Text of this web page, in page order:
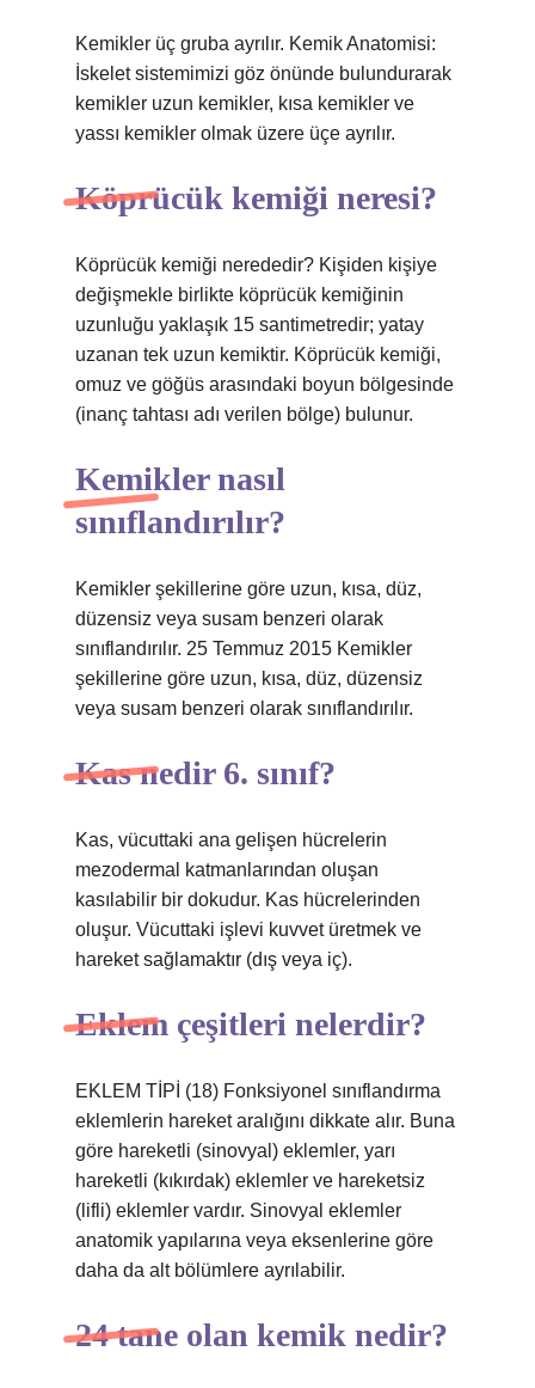
Kemikler üç gruba ayrılır. Kemik Anatomisi:
İskelet sistemimizi göz önünde bulundurarak
kemikler uzun kemikler, kısa kemikler ve
yassı kemikler olmak üzere üçe ayrılır.
Köprücük kemiği neresi?
Köprücük kemiği nerededir? Kişiden kişiye
değişmekle birlikte köprücük kemiğinin
uzunluğu yaklaşık 15 santimetredir; yatay
uzanan tek uzun kemiktir. Köprücük kemiği,
omuz ve göğüs arasındaki boyun bölgesinde
(inanç tahtası adı verilen bölge) bulunur.
Kemikler nasıl
sınıflandırılır?
Kemikler şekillerine göre uzun, kısa, düz,
düzensiz veya susam benzeri olarak
sınıflandırılır. 25 Temmuz 2015 Kemikler
şekillerine göre uzun, kısa, düz, düzensiz
veya susam benzeri olarak sınıflandırılır.
Kas nedir 6. sınıf?
Kas, vücuttaki ana gelişen hücrelerin
mezodermal katmanlarından oluşan
kasılabilir bir dokudur. Kas hücrelerinden
oluşur. Vücuttaki işlevi kuvvet üretmek ve
hareket sağlamaktır (dış veya iç).
Eklem çeşitleri nelerdir?
EKLEM TİPİ (18) Fonksiyonel sınıflandırma
eklemlerin hareket aralığını dikkate alır. Buna
göre hareketli (sinovyal) eklemler, yarı
hareketli (kıkırdak) eklemler ve hareketsiz
(lifli) eklemler vardır. Sinovyal eklemler
anatomik yapılarına veya eksenlerine göre
daha da alt bölümlere ayrılabilir.
24 tane olan kemik nedir?